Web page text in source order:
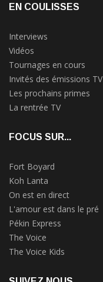
EN COULISSES
Interviews
Vidéos
Tournages en cours
Invités des émissions TV
Les prochains primes
La rentrée TV
FOCUS SUR...
Fort Boyard
Koh Lanta
On est en direct
L'amour est dans le pré
Pékin Express
The Voice
The Voice Kids